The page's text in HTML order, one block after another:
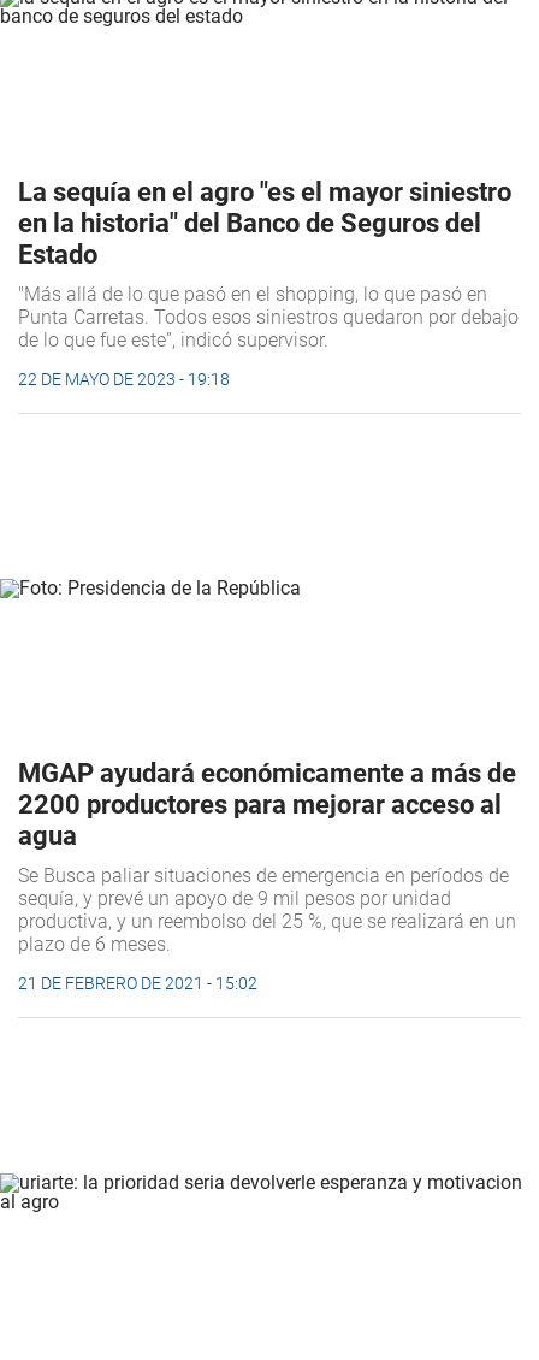
La sequía en el agro "es el mayor siniestro
en la historia" del Banco de Seguros del
Estado
"Más allá de lo que pasó en el shopping, lo que pasó en
Punta Carretas. Todos esos siniestros quedaron por debajo
de lo que fue este”, indicó supervisor.
22 DE MAYO DE 2023 - 19:18
MGAP ayudará económicamente a más de
2200 productores para mejorar acceso al
agua
Se Busca paliar situaciones de emergencia en períodos de
sequía, y prevé un apoyo de 9 mil pesos por unidad
productiva, y un reembolso del 25 %, que se realizará en un
plazo de 6 meses.
21 DE FEBRERO DE 2021 - 15:02